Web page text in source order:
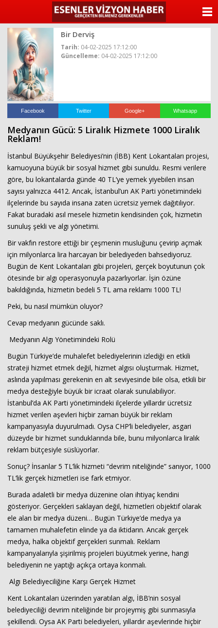
Bir Derviş
Tarih: 04-02-2025 17:12:00
Güncelleme: 04-02-2025 17:12:00
Facebook Twitter Google+ Whatsapp
Medyanın Gücü: 5 Liralık Hizmete 1000 Liralık
Reklam!
İstanbul Büyükşehir Belediyesi’nin (İBB) Kent Lokantaları projesi,
kamuoyuna büyük bir sosyal hizmet gibi sunuldu. Resmi verilere
göre, bu lokantalarda günde 40 TL’ye yemek yiyebilen insan
sayısı yalnızca 4412. Ancak, İstanbul’un AK Parti yönetimindeki
ilçelerinde bu sayıda insana zaten ücretsiz yemek dağıtılıyor.
Fakat buradaki asıl mesele hizmetin kendisinden çok, hizmetin
sunuluş şekli ve algı yönetimi.
Bir vakfın restore ettiği bir çeşmenin musluğunu çevirip açmak
için milyonlarca lira harcayan bir belediyeden bahsediyoruz.
Bugün de Kent Lokantaları gibi projeleri, gerçek boyutunun çok
ötesinde bir algı operasyonuyla pazarlıyorlar. İşin özüne
bakıldığında, hizmetin bedeli 5 TL ama reklamı 1000 TL!
Peki, bu nasıl mümkün oluyor?
Cevap medyanın gücünde saklı.
Medyanın Algı Yönetimindeki Rolü
Bugün Türkiye’de muhalefet belediyelerinin izlediği en etkili
strateji hizmet etmek değil, hizmet algısı oluşturmak. Hizmet,
aslında yapılması gerekenin en alt seviyesinde bile olsa, etkili bir
medya desteğiyle büyük bir icraat olarak sunulabiliyor.
İstanbul’da AK Parti yönetimindeki ilçelerde yıllardır ücretsiz
hizmet verilen aşevleri hiçbir zaman büyük bir reklam
kampanyasıyla duyurulmadı. Oysa CHP’li belediyeler, asgari
düzeyde bir hizmet sunduklarında bile, bunu milyonlarca liralık
reklam bütçesiyle süslüyorlar.
Sonuç? İnsanlar 5 TL’lik hizmeti “devrim niteliğinde” sanıyor, 1000
TL’lik gerçek hizmetleri ise fark etmiyor.
Burada adaletli bir medya düzenine olan ihtiyaç kendini
gösteriyor. Gerçekleri saklayan değil, hizmetleri objektif olarak
ele alan bir medya düzeni… Bugün Türkiye’de medya ya
tamamen muhalefetin elinde ya da iktidarın. Ancak gerçek
medya, halka objektif gerçekleri sunmalı. Reklam
kampanyalarıyla şişirilmiş projeleri büyütmek yerine, hangi
belediyenin ne yaptığı açıkça ortaya konmalı.
Algı Belediyeciliğine Karşı Gerçek Hizmet
Kent Lokantaları üzerinden yaratılan algı, İBB’nin sosyal
belediyeciliği devrim niteliğinde bir projeymiş gibi sunmasıyla
şekillendi. Oysa AK Parti belediyeleri, yıllardır aşevlerinde hiçbir
ANASAYFA
YAZARLAR
VİDEO GALERİ
KÜNYE
İLETİŞİM